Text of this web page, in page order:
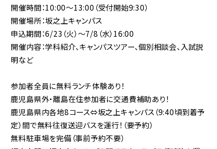
開催時間：10:00～13:00（受付開始9:30）
開催場所：坂之上キャンパス
申込期間：6/23（火）～7/8（水）16:00
開催内容：学科紹介、キャンパスツアー、個別相談会、入試説
明など
参加者全員に無料ランチ体験あり！
鹿児島県外・離島在住参加者に交通費補助あり！
鹿児島県内各地8コース⇔坂之上キャンパス（9:40頃到着予
定）間で無料往復送迎バスを運行！ （要予約）
無料駐車場を完備（事前予約不要）